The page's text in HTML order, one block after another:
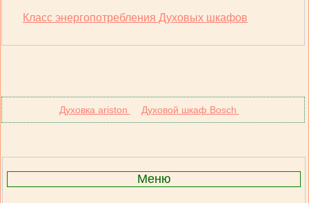
Класс энергопотребления Духовых шкафов
Духовка ariston Духовой шкаф Bosch
Меню